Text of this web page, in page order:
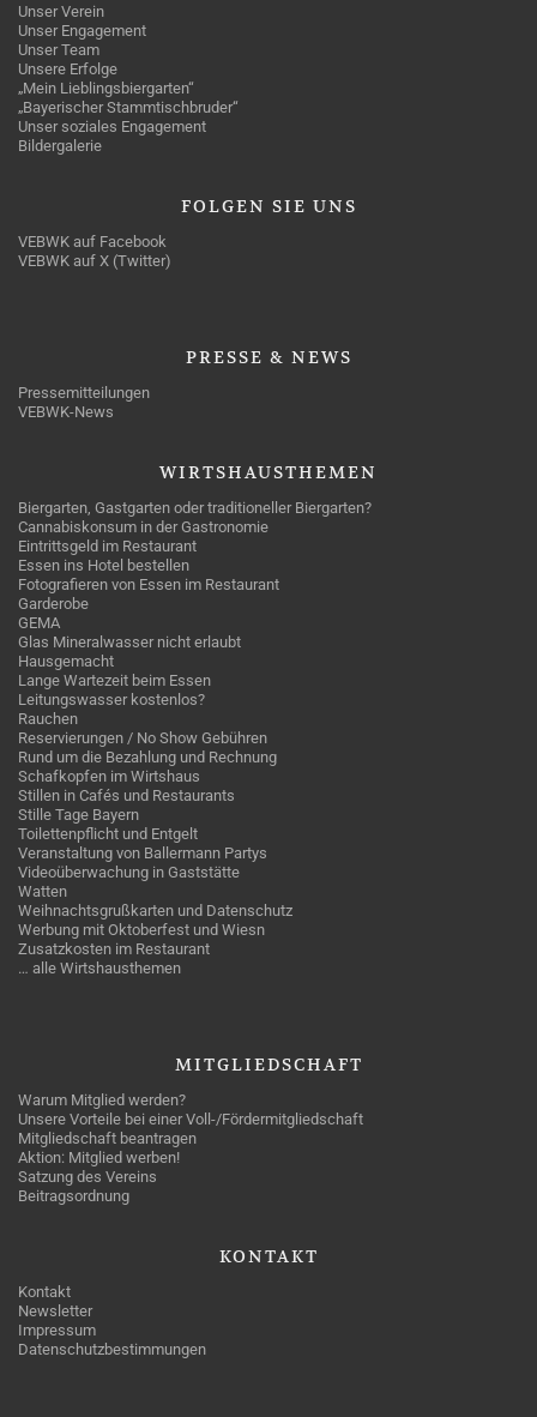
Unser Verein
Unser Engagement
Unser Team
Unsere Erfolge
„Mein Lieblingsbiergarten“
„Bayerischer Stammtischbruder“
Unser soziales Engagement
Bildergalerie
FOLGEN SIE UNS
VEBWK auf Facebook
VEBWK auf X (Twitter)
PRESSE & NEWS
Pressemitteilungen
VEBWK-News
WIRTSHAUSTHEMEN
Biergarten, Gastgarten oder traditioneller Biergarten?
Cannabiskonsum in der Gastronomie
Eintrittsgeld im Restaurant
Essen ins Hotel bestellen
Fotografieren von Essen im Restaurant
Garderobe
GEMA
Glas Mineralwasser nicht erlaubt
Hausgemacht
Lange Wartezeit beim Essen
Leitungswasser kostenlos?
Rauchen
Reservierungen / No Show Gebühren
Rund um die Bezahlung und Rechnung
Schafkopfen im Wirtshaus
Stillen in Cafés und Restaurants
Stille Tage Bayern
Toilettenpflicht und Entgelt
Veranstaltung von Ballermann Partys
Videoüberwachung in Gaststätte
Watten
Weihnachtsgrußkarten und Datenschutz
Werbung mit Oktoberfest und Wiesn
Zusatzkosten im Restaurant
… alle Wirtshausthemen
MITGLIEDSCHAFT
Warum Mitglied werden?
Unsere Vorteile bei einer Voll-/Fördermitgliedschaft
Mitgliedschaft beantragen
Aktion: Mitglied werben!
Satzung des Vereins
Beitragsordnung
KONTAKT
Kontakt
Newsletter
Impressum
Datenschutzbestimmungen